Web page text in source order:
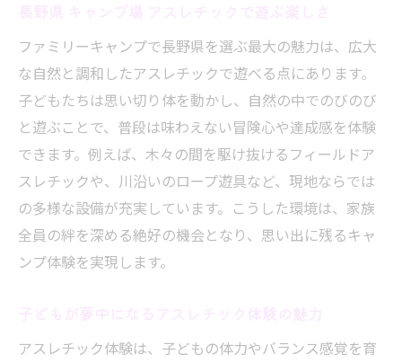
ファミリーキャンプで長野県を選ぶ最大の魅力は、広大
な自然と調和したアスレチックで遊べる点にあります。
子どもたちは思い切り体を動かし、自然の中でのびのび
と遊ぶことで、普段は味わえない冒険心や達成感を体験
できます。例えば、木々の間を駆け抜けるフィールドア
スレチックや、川沿いのロープ遊具など、現地ならでは
の多様な設備が充実しています。こうした環境は、家族
全員の絆を深める絶好の機会となり、思い出に残るキャ
ンプ体験を実現します。
アスレチック体験は、子どもの体力やバランス感覚を育